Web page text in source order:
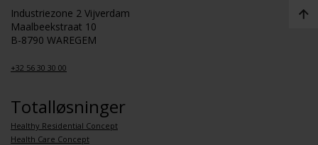
Industriezone 2 Vijverdam
Maalbeekstraat 10
B-8790 WAREGEM
+32 56 30 30 00
Totalløsninger
Healthy Residential Concept
Health Care Concept